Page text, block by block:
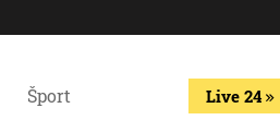
Šport Live 24